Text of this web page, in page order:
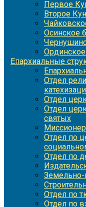
Первое
Второе
Осинское
Епархиальные
Отдел
Отдел
Отдел
святых
Отдел по
Отдел по
Отдел по
Отдел по